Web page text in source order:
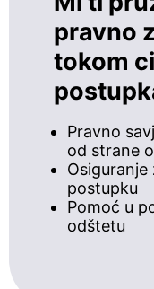
pravno
tokom
Pravno
od strane
postupku
Pomoć u
odštetu